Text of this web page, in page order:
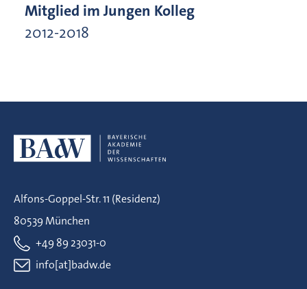
Mitglied im Jungen Kolleg
2012-2018
Alfons-Goppel-Str. 11 (Residenz)
80539 München
+49 89 23031-0
info[at]badw.de